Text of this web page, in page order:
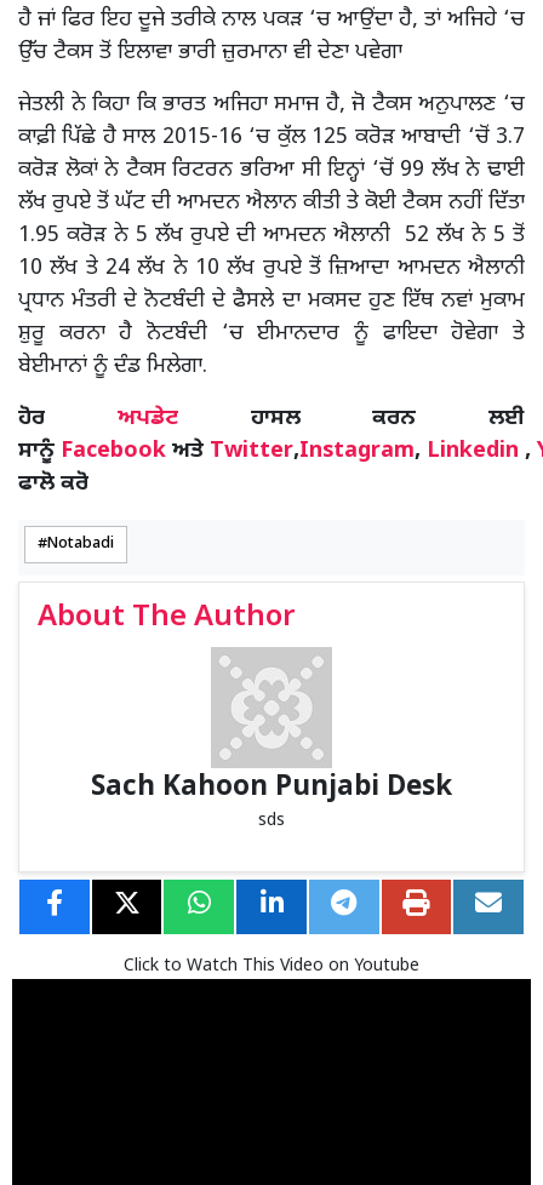
ਹੈ ਜਾਂ ਫਿਰ ਇਹ ਦੂਜੇ ਤਰੀਕੇ ਨਾਲ ਪਕੜ ‘ਚ ਆਉਂਦਾ ਹੈ, ਤਾਂ ਅਜਿਹੇ ‘ਚ
ਉੱਚ ਟੈਕਸ ਤੋਂ ਇਲਾਵਾ ਭਾਰੀ ਜ਼ੁਰਮਾਨਾ ਵੀ ਦੇਣਾ ਪਵੇਗਾ
ਜੇਤਲੀ ਨੇ ਕਿਹਾ ਕਿ ਭਾਰਤ ਅਜਿਹਾ ਸਮਾਜ ਹੈ, ਜੋ ਟੈਕਸ ਅਨੁਪਾਲਣ ‘ਚ
ਕਾਫ਼ੀ ਪਿੱਛੇ ਹੈ ਸਾਲ 2015-16 ‘ਚ ਕੁੱਲ 125 ਕਰੋੜ ਆਬਾਦੀ ‘ਚੋਂ 3.7
ਕਰੋੜ ਲੋਕਾਂ ਨੇ ਟੈਕਸ ਰਿਟਰਨ ਭਰਿਆ ਸੀ ਇਨ੍ਹਾਂ ‘ਚੋਂ 99 ਲੱਖ ਨੇ ਢਾਈ
ਲੱਖ ਰੁਪਏ ਤੋਂ ਘੱਟ ਦੀ ਆਮਦਨ ਐਲਾਨ ਕੀਤੀ ਤੇ ਕੋਈ ਟੈਕਸ ਨਹੀਂ ਦਿੱਤਾ
1.95 ਕਰੋੜ ਨੇ 5 ਲੱਖ ਰੁਪਏ ਦੀ ਆਮਦਨ ਐਲਾਨੀ 52 ਲੱਖ ਨੇ 5 ਤੋਂ
10 ਲੱਖ ਤੇ 24 ਲੱਖ ਨੇ 10 ਲੱਖ ਰੁਪਏ ਤੋਂ ਜ਼ਿਆਦਾ ਆਮਦਨ ਐਲਾਨੀ
ਪ੍ਰਧਾਨ ਮੰਤਰੀ ਦੇ ਨੋਟਬੰਦੀ ਦੇ ਫੈਸਲੇ ਦਾ ਮਕਸਦ ਹੁਣ ਇੱਥ ਨਵਾਂ ਮੁਕਾਮ
ਸ਼ੁਰੂ ਕਰਨਾ ਹੈ ਨੋਟਬੰਦੀ ‘ਚ ਈਮਾਨਦਾਰ ਨੂੰ ਫਾਇਦਾ ਹੋਵੇਗਾ ਤੇ
ਬੇਈਮਾਨਾਂ ਨੂੰ ਦੰਡ ਮਿਲੇਗਾ.
ਹੋਰ ਅਪਡੇਟਹਾਸਲ ਕਰਨ ਲਈ
ਸਾਨੂੰ Facebook ਅਤੇ Twitter,Instagram, Linkedin ,
ਫਾਲੋ ਕਰੋ
Notabadi
About The Author
Sach Kahoon Punjabi Desk
sds
Click to Watch This Video on Youtube